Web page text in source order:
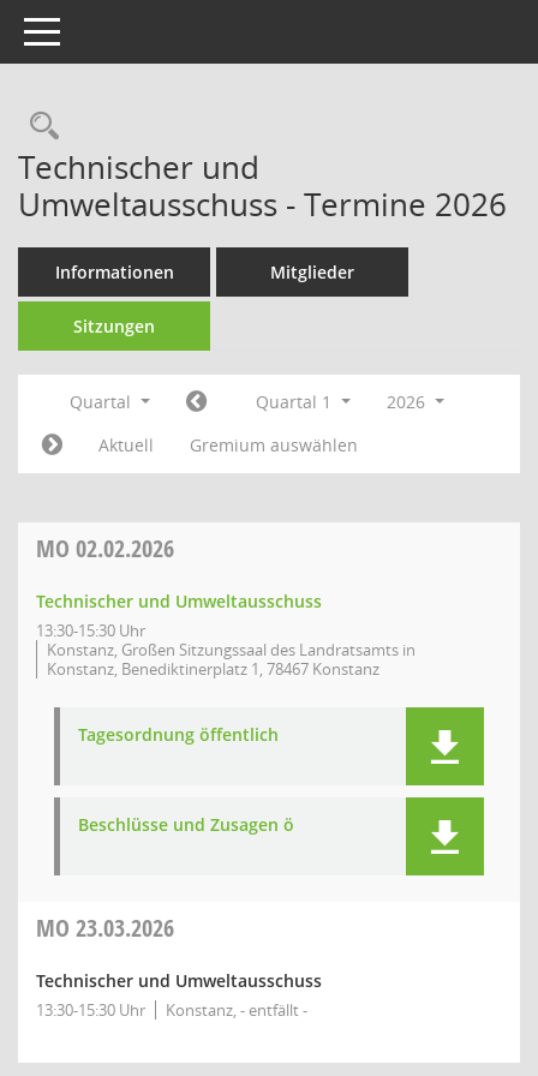
Toggle navigation
Technischer und
Umweltausschuss - Termine 2026
Informationen Mitglieder
Sitzungen
Quartal Quartal 1
2026
Aktuell
Gremium auswählen
MO 02.02.2026
Technischer und Umweltausschuss
13:30-15:30 Uhr
Konstanz, Großen Sitzungssaal des Landratsamts in
Konstanz, Benediktinerplatz 1, 78467 Konstanz
Tagesordnung öffentlich
Beschlüsse und Zusagen ö
MO 23.03.2026
Technischer und Umweltausschuss
13:30-15:30 Uhr Konstanz, - entfällt -